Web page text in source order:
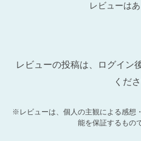
レビューはあ
レビューの投稿は、ログイン
くださ
※レビューは、個人の主観による感想
能を保証するもの